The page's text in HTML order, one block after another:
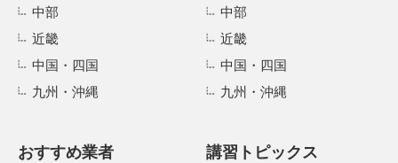
中部
近畿
中国・四国
九州・沖縄
中部
近畿
中国・四国
九州・沖縄
おすすめ業者 講習トピックス